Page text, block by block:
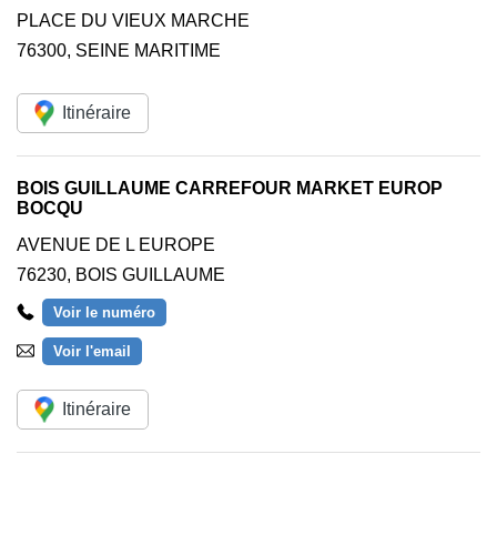
PLACE DU VIEUX MARCHE
76300, SEINE MARITIME
Itinéraire
BOIS GUILLAUME CARREFOUR MARKET EUROP
BOCQU
AVENUE DE L EUROPE
76230, BOIS GUILLAUME
Voir le numéro
Voir l'email
Itinéraire